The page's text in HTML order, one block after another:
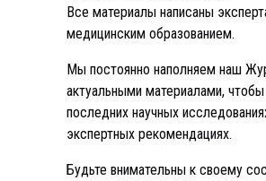
Все материалы написаны
медицинским образованием.
Мы постоянно наполняем наш
актуальными материалами,
последних научных
экспертных рекомендациях.
Будьте внимательны к своему